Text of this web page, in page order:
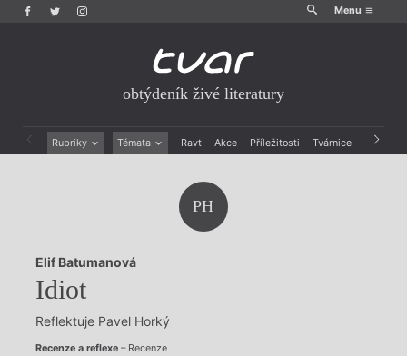
Menu
obtýdeník živé literatury
Rubriky Témata Ravt Akce Příležitosti Tvárnice Archiv
Rozhovory
Dokument
Výroční ceny
PH
Elif Batumanová
Idiot
Reflektuje Pavel Horký
Recenze a reflexe– Recenze